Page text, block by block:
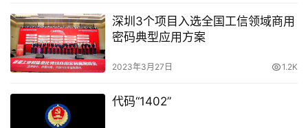
深圳3个项目入选全国工信领域商用
密码典型应用方案
2023年3月27日 1.2K
代码“1402”